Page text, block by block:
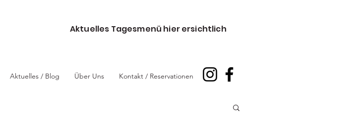
Aktuelles Tagesmenü hier ersichtlich
Aktuelles / Blog Über Uns Kontakt / Reservationen